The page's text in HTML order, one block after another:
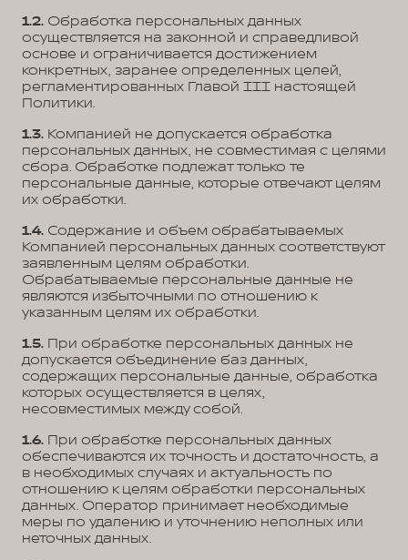
1.2. Обработка персональных данных
осуществляется на законной и справедливой
основе и ограничивается достижением
конкретных, заранее определенных целей,
регламентированных Главой III настоящей
Политики.
1.3. Компанией не допускается обработка
персональных данных, не совместимая с целями
сбора. Обработке подлежат только те
персональные данные, которые отвечают целям
их обработки.
1.4. Содержание и объем обрабатываемых
Компанией персональных данных соответствуют
заявленным целям обработки.
Обрабатываемые персональные данные не
являются избыточными по отношению к
указанным целям их обработки.
1.5. При обработке персональных данных не
допускается объединение баз данных,
содержащих персональные данные, обработка
которых осуществляется в целях,
несовместимых между собой.
1.6. При обработке персональных данных
обеспечиваются их точность и достаточность, а
в необходимых случаях и актуальность по
отношению к целям обработки персональных
данных. Оператор принимает необходимые
меры по удалению и уточнению неполных или
неточных данных.